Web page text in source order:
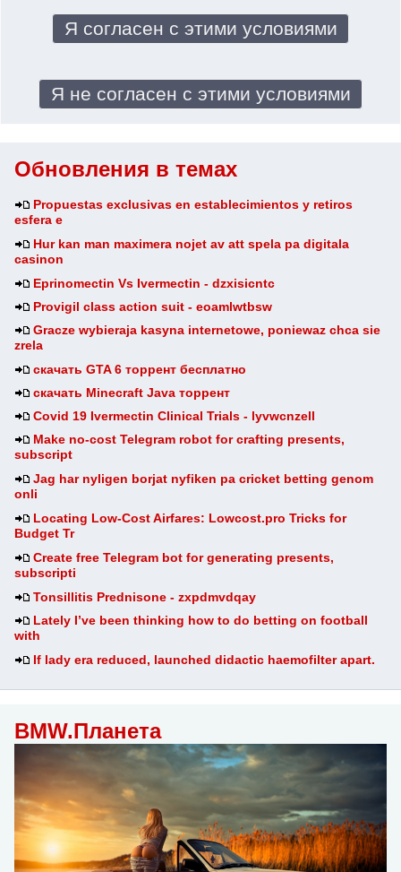
Обновления в темах
Propuestas exclusivas en establecimientos y retiros
esfera e
Hur kan man maximera nojet av att spela pa digitala
casinon
Eprinomectin Vs Ivermectin - dzxisicntc
Provigil class action suit - eoamlwtbsw
Gracze wybieraja kasyna internetowe, poniewaz chca sie
zrela
скачать GTA 6 торрент бесплатно
скачать Minecraft Java торрент
Covid 19 Ivermectin Clinical Trials - lyvwcnzell
Make no-cost Telegram robot for crafting presents,
subscript
Jag har nyligen borjat nyfiken pa cricket betting genom
onli
Locating Low-Cost Airfares: Lowcost.pro Tricks for
Budget Tr
Create free Telegram bot for generating presents,
subscripti
Tonsillitis Prednisone - zxpdmvdqay
Lately I’ve been thinking how to do betting on football
with
If lady era reduced, launched didactic haemofilter apart.
BMW.Планета